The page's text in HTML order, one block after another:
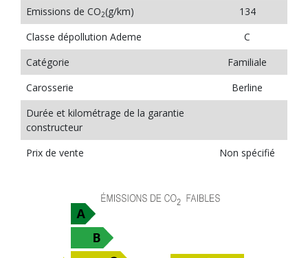
Emissions de CO2(g/km)
134
Classe dépollution Ademe
C
Catégorie
Familiale
Carosserie
Berline
Durée et kilométrage de la garantie
constructeur
Prix de vente
Non spécifié